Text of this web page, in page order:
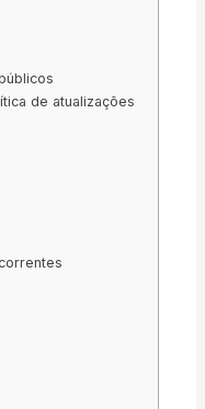
de atualizações